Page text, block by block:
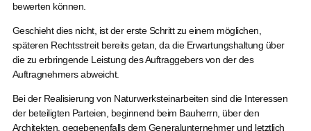
bewerten können.
Geschieht dies nicht, ist der erste Schritt zu einem möglichen,
späteren Rechtsstreit bereits getan, da die Erwartungshaltung über
die zu erbringende Leistung des Auftraggebers von der des
Auftragnehmers abweicht.
Bei der Realisierung von Naturwerksteinarbeiten sind die Interessen
der beteiligten Parteien, beginnend beim Bauherrn, über den
Architekten, gegebenenfalls dem Generalunternehmer und letztlich